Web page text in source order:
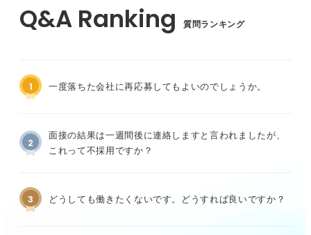
質問ランキング
1 一度落ちた会社に再応募してもよいのでしょうか。
2
面接の結果は一週間後に連絡しますと言われましたが、
これって不採用ですか？
3 どうしても働きたくないです。どうすれば良いですか？